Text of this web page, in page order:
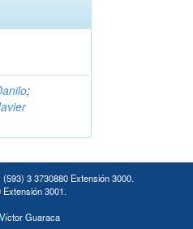
;
3 3730880 Extensión 3000.
3001.
Guaraca